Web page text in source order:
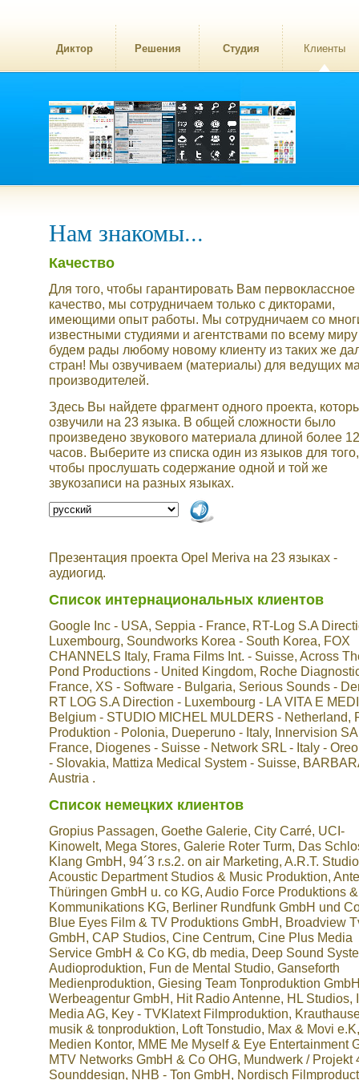
Диктор Решения Студия Клиенты
Нам знакомы...
Качество
Для того, чтобы гарантировать Вам первоклассное
качество, мы сотрудничаем только с дикторами,
имеющими опыт работы. Мы сотрудничаем со
известными студиями и агентствами по всему
будем рады любому новому клиенту из таких же
стран! Мы озвучиваем (материалы) для ведущих
производителей.
Здесь Вы найдете фрагмент одного проекта,
озвучили на 23 языка. В общей сложности было
произведено звукового материала длиной более 12
часов. Выберите из списка один из языков для того,
чтобы прослушать содержание одной и той же
звукозаписи на разных языках.
Презентация проекта Opel Meriva на 23 языках -
аудиогид.
Список интернациональных клиентов
Google Inc - USA, Seppia - France, RT-Log S.A
Luxembourg, Soundworks Korea - South Korea, FOX
CHANNELS Italy, Frama Films Int. - Suisse, Across
Pond Productions - United Kingdom, Roche
France, XS - Software - Bulgaria, Serious Sounds -
RT LOG S.A Direction - Luxembourg - LA VITA E
Belgium - STUDIO MICHEL MULDERS - Netherland,
Produktion - Polonia, Dueperuno - Italy, Innervision
France, Diogenes - Suisse - Network SRL - Italy -
- Slovakia, Mattiza Medical System - Suisse,
Austria .
Список немецких клиентов
Gropius Passagen, Goethe Galerie, City Carré, UCI-
Kinowelt, Mega Stores, Galerie Roter Turm, Das
Klang GmbH, 94´3 r.s.2. on air Marketing, A.R.T.
Acoustic Department Studios & Music Produktion,
Thüringen GmbH u. co KG, Audio Force Produktions &
Kommunikations KG, Berliner Rundfunk GmbH und
Blue Eyes Film & TV Produktions GmbH, Broadview
GmbH, CAP Studios, Cine Centrum, Cine Plus Media
Service GmbH & Co KG, db media, Deep Sound
Audioproduktion, Fun de Mental Studio, Ganseforth
Medienproduktion, Giesing Team Tonproduktion
Werbeagentur GmbH, Hit Radio Antenne, HL Studios,
Media AG, Key - TVKlatext Filmproduktion,
musik & tonproduktion, Loft Tonstudio, Max & Movi e.K,
Medien Kontor, MME Me Myself & Eye Entertainment
MTV Networks GmbH & Co OHG, Mundwerk / Projekt
Sounddesign, NHB - Ton GmbH, Nordisch